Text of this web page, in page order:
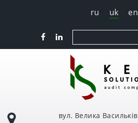
ru uk en
вул. Велика